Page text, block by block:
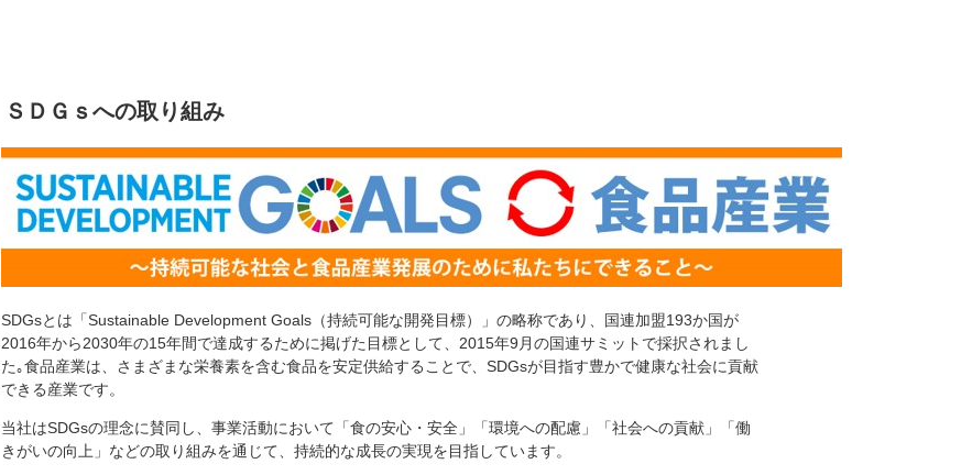
ＳＤＧｓへの取り組み
SDGsとは「Sustainable Development Goals（持続可能な開発目標）」の略称であり、国連加盟193か国が
2016年から2030年の15年間で達成するために掲げた目標として、2015年9月の国連サミットで採択されまし
た｡食品産業は、さまざまな栄養素を含む食品を安定供給することで、SDGsが目指す豊かで健康な社会に貢献
できる産業です。
当社はSDGsの理念に賛同し、事業活動において「食の安心・安全」「環境への配慮」「社会への貢献」「働
きがいの向上」などの取り組みを通じて、持続的な成長の実現を目指しています。